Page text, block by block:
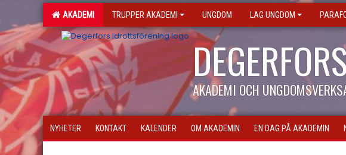
AKADEMI TRUPPER AKADEMI UNGDOM LAG UNGDOM
AKADEMI OCH
NYHETER KONTAKT KALENDER OM AKADEMIN EN DAG PÅ AKADEMIN